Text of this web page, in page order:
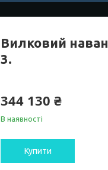
Вилковий
3.
344 130 ₴
В наявності
Купити